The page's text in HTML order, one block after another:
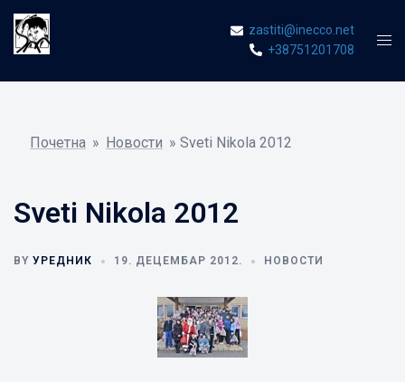
Skip
content
zastiti@inecco.net
+38751201708
Почетна » Новости » Sveti Nikola 2012
Sveti Nikola 2012
BY УРЕДНИК 19. ДЕЦЕМБАР 2012. НОВОСТИ